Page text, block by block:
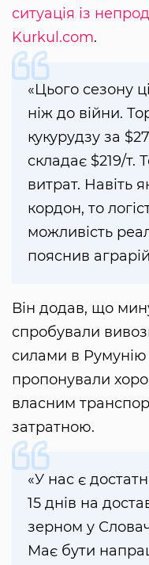
ситуація із
Kurkul.com.
«Цього сезону
ніж до війни.
кукурудзу за
складає $219/т.
витрат. Навіть
кордон, то
можливість
пояснив
Він додав, що
спробували
силами в
пропонували
власним
затратною.
«У нас є
15 днів на
зерном у
Має бути